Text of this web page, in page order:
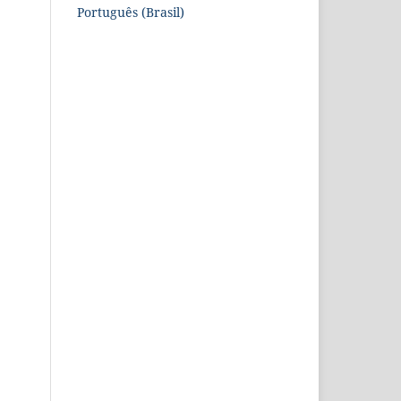
Português (Brasil)